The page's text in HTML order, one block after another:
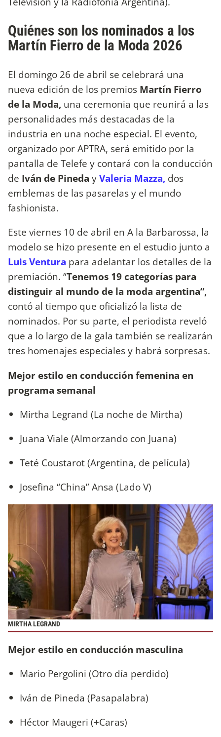
Quiénes son los nominados a los
Martín Fierro de la Moda 2026
El domingo 26 de abril se celebrará una
nueva edición de los premios Martín Fierro
de la Moda, una ceremonia que reunirá a las
personalidades más destacadas de la
industria en una noche especial. El evento,
organizado por APTRA, será emitido por la
pantalla de Telefe y contará con la conducción
de Iván de Pineda yValeria Mazza, dos
emblemas de las pasarelas y el mundo
fashionista.
Este viernes 10 de abril en A la Barbarossa, la
modelo se hizo presente en el estudio junto a
Luis Ventura para adelantar los detalles de la
premiación. “Tenemos 19 categorías para
distinguir al mundo de la moda argentina”,
contó al tiempo que oficializó la lista de
nominados. Por su parte, el periodista reveló
que a lo largo de la gala también se realizarán
tres homenajes especiales y habrá sorpresas.
Mejor estilo en conducción femenina en
programa semanal
Mirtha Legrand (La noche de Mirtha)
Juana Viale (Almorzando con Juana)
Teté Coustarot (Argentina, de película)
Josefina “China” Ansa (Lado V)
MIRTHA LEGRAND
Mejor estilo en conducción masculina
Mario Pergolini (Otro día perdido)
Iván de Pineda (Pasapalabra)
Héctor Maugeri (+Caras)